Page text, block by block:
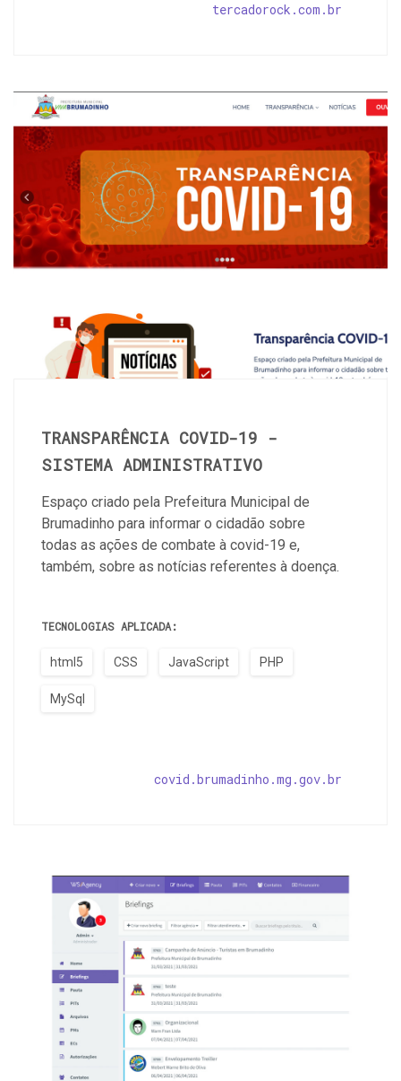
tercadorock.com.br
TRANSPARÊNCIA COVID-19 -
SISTEMA ADMINISTRATIVO
Espaço criado pela Prefeitura Municipal de
Brumadinho para informar o cidadão sobre
todas as ações de combate à covid-19 e,
também, sobre as notícias referentes à doença.
TECNOLOGIAS APLICADA:
html5 CSS JavaScript PHP
MySql
covid.brumadinho.mg.gov.br